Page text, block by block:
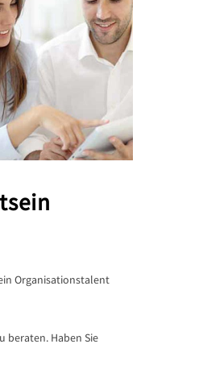
Organisationstalent
beraten. Haben Sie